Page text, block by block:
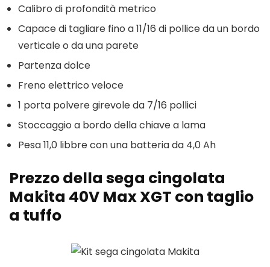
Calibro di profondità metrico
Capace di tagliare fino a 11/16 di pollice da un bordo
verticale o da una parete
Partenza dolce
Freno elettrico veloce
1 porta polvere girevole da 7/16 pollici
Stoccaggio a bordo della chiave a lama
Pesa 11,0 libbre con una batteria da 4,0 Ah
Prezzo della sega cingolata
Makita 40V Max XGT con taglio
a tuffo